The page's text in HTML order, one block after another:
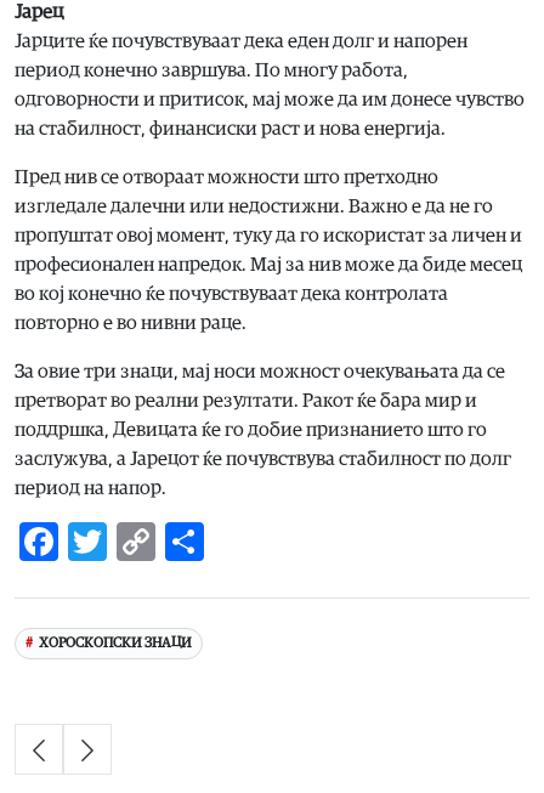
Јарец
Јарците ќе почувствуваат дека еден долг и напорен
период конечно завршува. По многу работа,
одговорности и притисок, мај може да им донесе чувство
на стабилност, финансиски раст и нова енергија.
Пред нив се отвораат можности што претходно
изгледале далечни или недостижни. Важно е да не го
пропуштат овој момент, туку да го искористат за личен и
професионален напредок. Мај за нив може да биде месец
во кој конечно ќе почувствуваат дека контролата
повторно е во нивни раце.
За овие три знаци, мај носи можност очекувањата да се
претворат во реални резултати. Ракот ќе бара мир и
поддршка, Девицата ќе го добие признанието што го
заслужува, а Јарецот ќе почувствува стабилност по долг
период на напор.
Facebook
Twitter
Copy
ХОРОСКОПСКИ ЗНАЦИ